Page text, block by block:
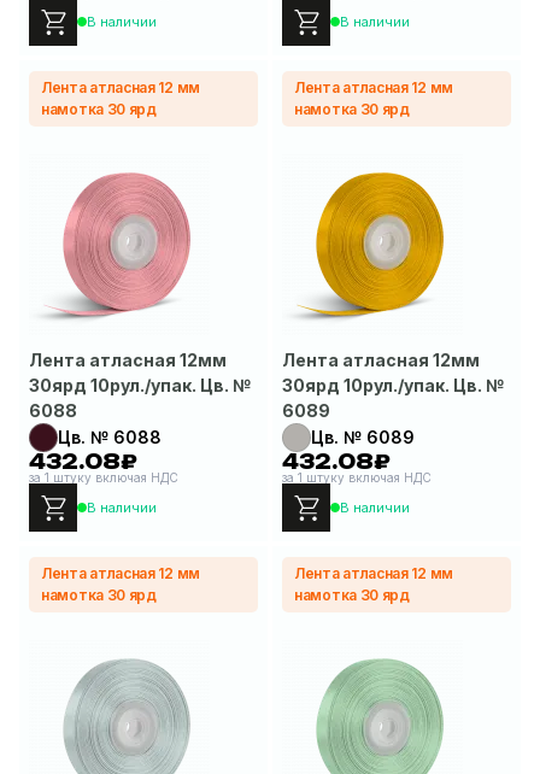
В наличии В наличии
Лента атласная 12 мм
намотка 30 ярд
Лента атласная 12мм
30ярд 10рул./упак. Цв. №
6088
Цв. № 6088
432.08₽
за 1 штуку включая НДС
В наличии
Лента атласная 12 мм
намотка 30 ярд
Лента атласная 12мм
30ярд 10рул./упак. Цв. №
6089
Цв. № 6089
432.08₽
за 1 штуку включая НДС
В наличии
Лента атласная 12 мм
намотка 30 ярд
Лента атласная 12 мм
намотка 30 ярд